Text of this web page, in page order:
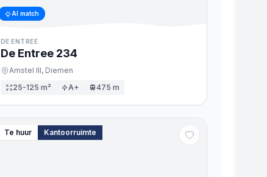
AI match
DE ENTREE
De Entree 234
Amstel III, Diemen
25-125 m²
A+ 475 m
Te huur Kantoorruimte